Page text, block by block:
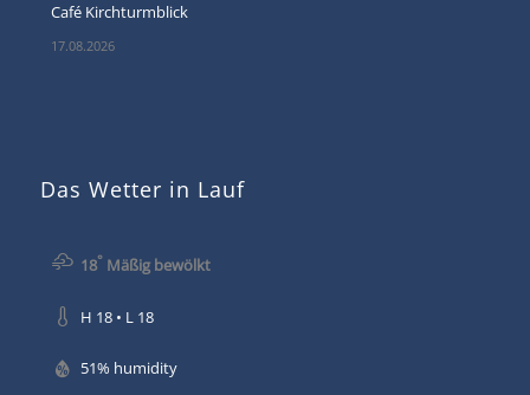
Café Kirchturmblick
17.08.2026
Das Wetter in Lauf
18°Mäßig bewölkt
H 18 • L 18
51% humidity